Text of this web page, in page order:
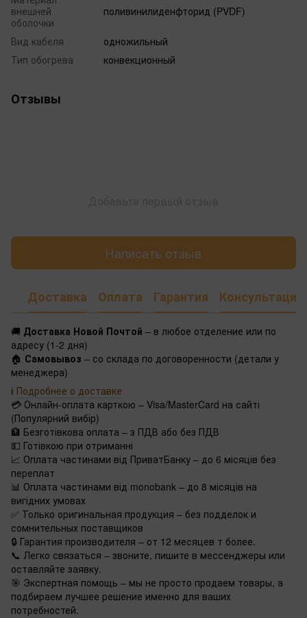
внешней
оболочки
поливинилиденфторид (PVDF)
Вид кабеля
одножильный
Тип обогрева
конвекционный
Отзывы
Написать отзыв
Доставка Оплата Гарантия Консультация
🚚 Доставка Новой Почтой – в любое отделение или по
адресу (1-2 дня)
🏠 Самовывоз – со склада по договоренности (детали у
менеджера)
ℹ️ Подробнее о доставке
💳 Онлайн-оплата карткою – Visa/MasterCard на сайті
(Популярний вибір)
🏦 Безготівкова оплата – з ПДВ або без ПДВ
💵 Готівкою при отриманні
📈 Оплата частинами від ПриватБанку – до 6 місяців без
переплат
📊 Оплата частинами від monobank – до 8 місяців на
вигідних умовах
✅ Только оригинальная продукция – без подделок и
сомнительных поставщиков
🔒 Гарантия производителя – от 12 месяцев т более.
📞 Легко связаться – звоните, пишите в мессенджеры или
оставляйте заявку.
🎯 Экспертная помощь – мы не просто продаем товары, а
подбираем лучшее решение именно для ваших
потребностей.